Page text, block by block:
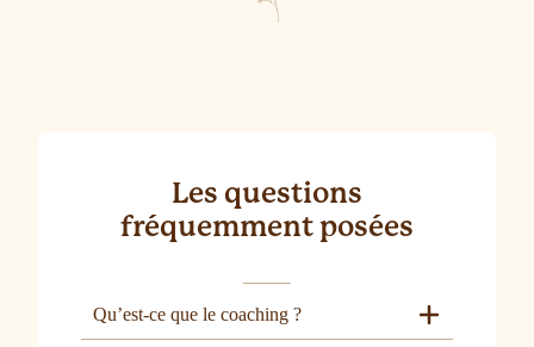
Les questions
fréquemment posées
Qu’est-ce que le coaching ?